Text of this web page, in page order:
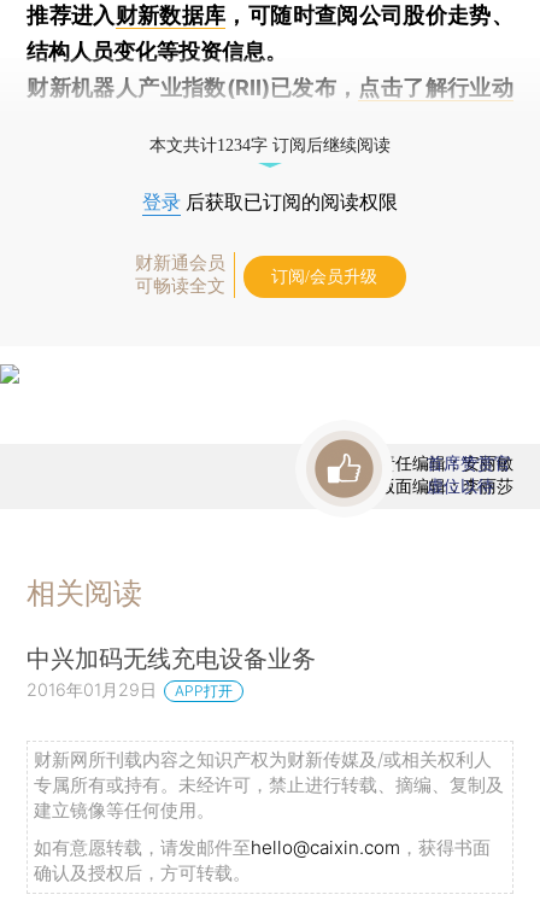
推荐进入财新数据库 ，可随时查阅公司股价走势、
结构人员变化等投资信息。
财新机器人产业指数(RII)已发布， 点击了解行业动
本文共计1234字 订阅后继续阅读
登录 后获取已订阅的阅读权限
财新通会员
可畅读全文
订阅/会员升级
责任编辑：安丽敏
版面编辑：李丽莎
首席赞赏官
虚位以待
相关阅读
中兴加码无线充电设备业务
2016年01月29日 APP打开
财新网所刊载内容之知识产权为财新传媒及/或相关权利人
专属所有或持有。未经许可，禁止进行转载、摘编、复制及
建立镜像等任何使用。
如有意愿转载，请发邮件至hello@caixin.com ，获得书面
确认及授权后，方可转载。